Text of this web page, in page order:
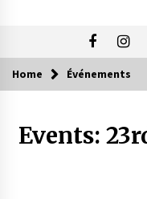
Home Événements
Events: